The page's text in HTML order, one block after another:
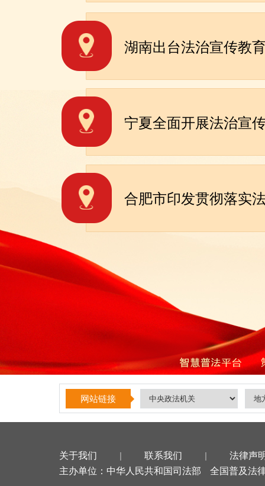
湖南出台法治宣传教
宁夏全面开展法治宣
合肥市印发贯彻落实
网站链接
关于我们 | 联系我们 |
法律声
主办单位：中华人民共和国司法部
全国普及法